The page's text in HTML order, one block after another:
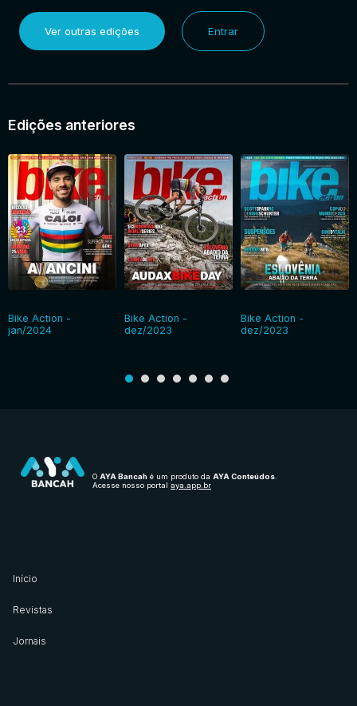
Ver outras edições Entrar
Edições anteriores
Bike Action -
jan/2024
Bike Action -
dez/2023
Bike Action -
dez/2023
O AYA Bancah é um produto da AYA Conteúdos
Acesse nosso portal aya.app.br
Início
Revistas
Jornais